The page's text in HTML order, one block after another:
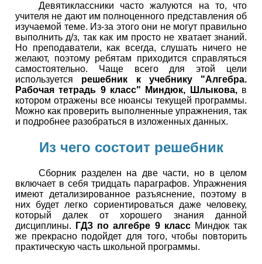
Девятиклассники часто жалуются на то, что
учителя не дают им полноценного представления об
изучаемой теме. Из-за этого они не могут правильно
выполнить д/з, так как им просто не хватает знаний.
Но преподаватели, как всегда, слушать ничего не
желают, поэтому ребятам приходится справляться
самостоятельно. Чаще всего для этой цели
используется решебник к учебнику "Алгебра.
Рабочая тетрадь 9 класс" Миндюк, Шлыкова,в
котором отражены все нюансы текущей программы.
Можно как проверить выполненные упражнения, так
и подробнее разобраться в изложенных данных.
Из чего состоит решебник
Сборник разделен на две части, но в целом
включает в себя тридцать параграфов. Упражнения
имеют детализированное разъяснение, поэтому в
них будет легко сориентироваться даже человеку,
который далек от хорошего знания данной
дисциплины.
ГДЗ по алгебре 9 классМиндюк так
же прекрасно подойдет для того, чтобы повторить
практическую часть школьной программы.